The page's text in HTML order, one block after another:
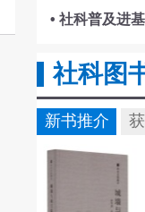
• 社科普及进
社科图
新书推介